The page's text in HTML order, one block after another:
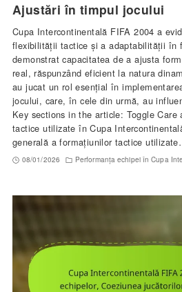
Ajustări în timpul jocului
Cupa Intercontinentală FIFA 2004 a
flexibilității tactice și a adaptabilității în
demonstrat capacitatea de a ajusta
real, răspunzând eficient la natura
au jucat un rol esențial în
jocului, care, în cele din urmă, au
Key sections in the article: Toggle
tactice utilizate în Cupa
generală a formațiunilor tactice
08/01/2026 Performanța echipei în Cupa